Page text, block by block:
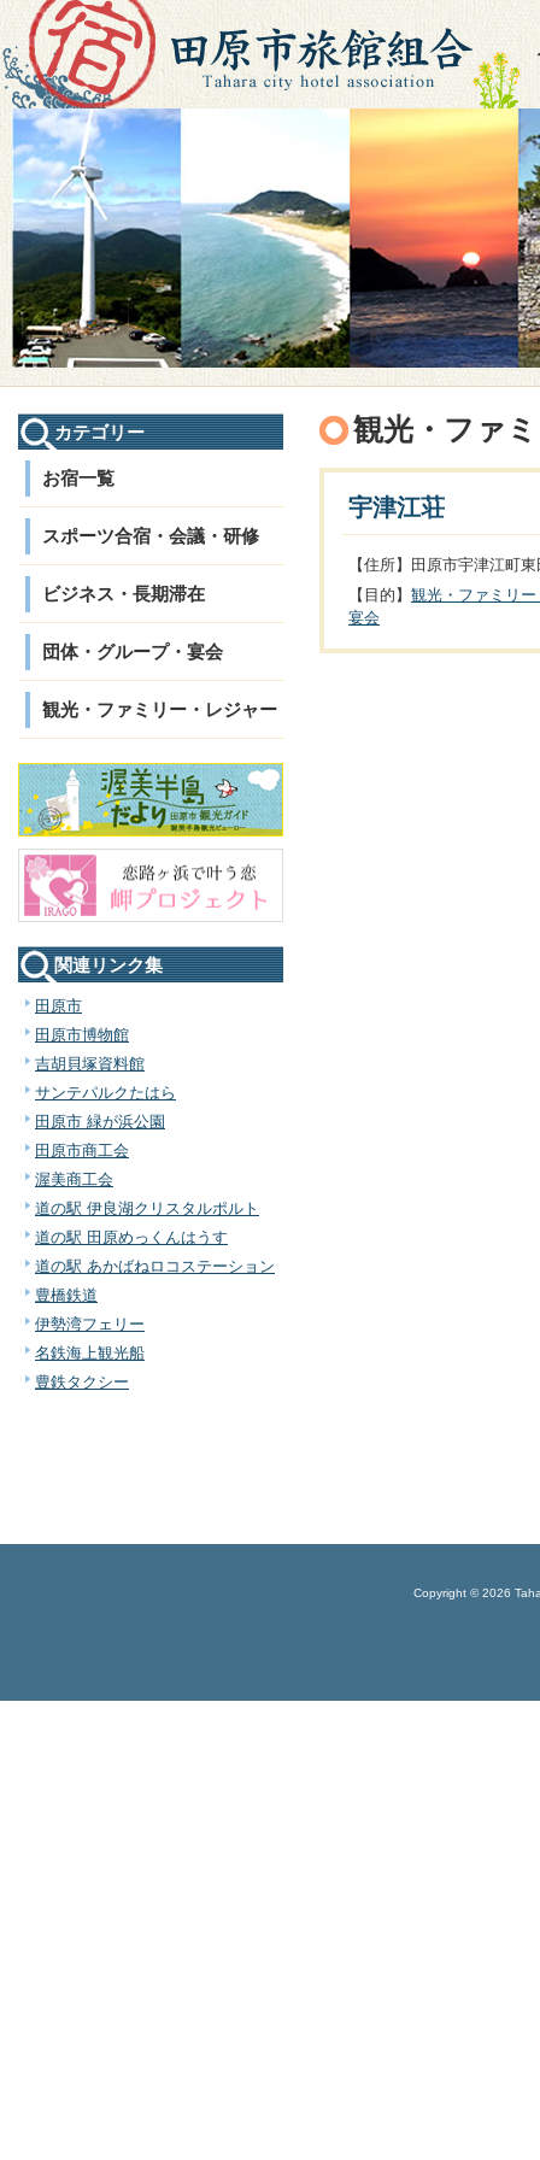
観光・ファ
宇津江荘
【住所】田原市宇津江町
【目的】 観光・ファミリ
宴会
カテゴリー
お宿一覧
スポーツ合宿・会議・研修
ビジネス・長期滞在
団体・グループ・宴会
観光・ファミリー・レジャー
関連リンク集
田原市
田原市博物館
吉胡貝塚資料館
サンテパルクたはら
田原市 緑が浜公園
田原市商工会
渥美商工会
道の駅 伊良湖クリスタルポルト
道の駅 田原めっくんはうす
道の駅 あかばねロコステーション
豊橋鉄道
伊勢湾フェリー
名鉄海上観光船
豊鉄タクシー
Copyright © 2026